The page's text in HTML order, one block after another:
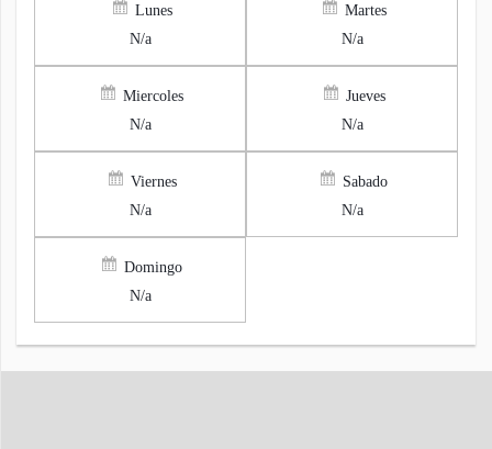
Lunes
N/a
Martes
N/a
Miercoles
N/a
Jueves
N/a
Viernes
N/a
Sabado
N/a
Domingo
N/a